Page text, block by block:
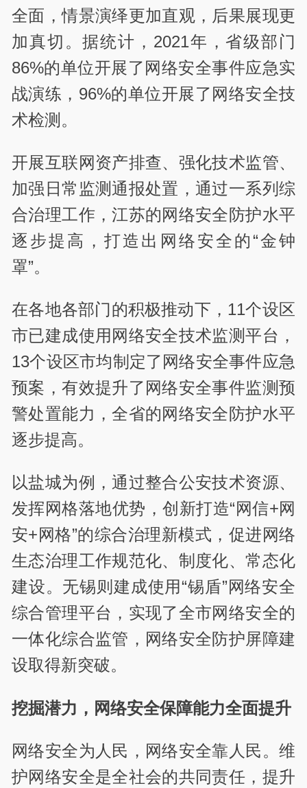
全面，情景演绎更加直观，后果展现更
加真切。据统计，2021年，省级部门
86%的单位开展了网络安全事件应急实
战演练，96%的单位开展了网络安全技
术检测。
开展互联网资产排查、强化技术监管、
加强日常监测通报处置，通过一系列综
合治理工作，江苏的网络安全防护水平
逐步提高，打造出网络安全的“金钟
罩”。
在各地各部门的积极推动下，11个设区
市已建成使用网络安全技术监测平台，
13个设区市均制定了网络安全事件应急
预案，有效提升了网络安全事件监测预
警处置能力，全省的网络安全防护水平
逐步提高。
以盐城为例，通过整合公安技术资源、
发挥网格落地优势，创新打造“网信+网
安+网格”的综合治理新模式，促进网络
生态治理工作规范化、制度化、常态化
建设。无锡则建成使用“锡盾”网络安全
综合管理平台，实现了全市网络安全的
一体化综合监管，网络安全防护屏障建
设取得新突破。
挖掘潜力，网络安全保障能力全面提升
网络安全为人民，网络安全靠人民。维
护网络安全是全社会的共同责任，提升